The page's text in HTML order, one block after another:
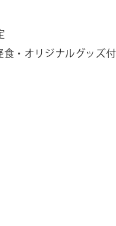
食・オリジナルグッズ